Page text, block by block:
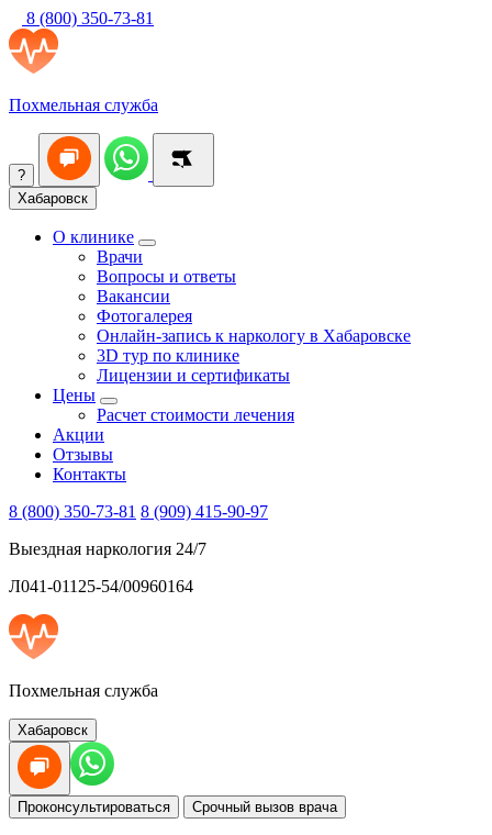
8 (800) 350-73-81
Похмельная служба
?
Хабаровск
О клинике
Врачи
Вопросы и ответы
Вакансии
Фотогалерея
Онлайн-запись к наркологу в Хабаровске
3D тур по клинике
Лицензии и сертификаты
Цены
Расчет стоимости лечения
Акции
Отзывы
Контакты
8 (800) 350-73-81 8 (909) 415-90-97
Выездная наркология 24/7
Л041-01125-54/00960164
Похмельная служба
Хабаровск
Проконсультироваться Срочный вызов врача